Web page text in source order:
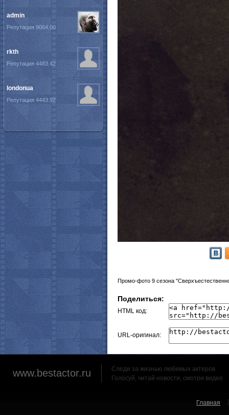
Промо-фото 9 сезона
Поделиться:
HTML код:
URL-оригинал:
admin
Репутация 9064.00
rkth
Репутация 4483.42
londonua
Репутация 4443.92
www.bestactor.ru
Следи за жизнью любимых актеров
Голосуй, читай новости, смотри видео
Главная